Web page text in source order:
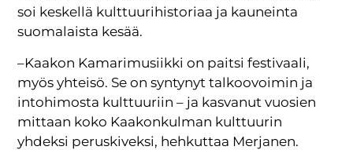
soi keskellä kulttuurihistoriaa ja kauneinta
suomalaista kesää.
–Kaakon Kamarimusiikki on paitsi festivaali,
myös yhteisö. Se on syntynyt talkoovoimin ja
intohimosta kulttuuriin – ja kasvanut vuosien
mittaan koko Kaakonkulman kulttuurin
yhdeksi peruskiveksi, hehkuttaa Merjanen.